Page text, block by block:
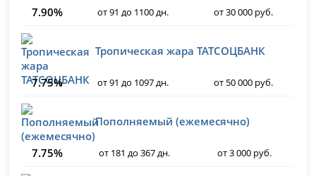
7.90% от 91 до 1100 дн. от 30 000 руб.
Тропическая жара ТАТСОЦБАНК
7.75% от 91 до 1097 дн. от 50 000 руб.
Пополняемый (ежемесячно)
7.75% от 181 до 367 дн. от 3 000 руб.